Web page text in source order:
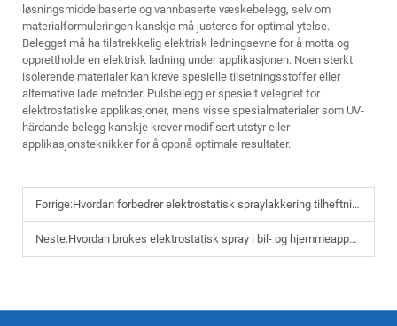
løsningsmiddelbaserte og vannbaserte væskebelegg, selv om
materialformuleringen kanskje må justeres for optimal ytelse.
Belegget må ha tilstrekkelig elektrisk ledningsevne for å motta og
opprettholde en elektrisk ladning under applikasjonen. Noen sterkt
isolerende materialer kan kreve spesielle tilsetningsstoffer eller
alternative lade metoder. Pulsbelegg er spesielt velegnet for
elektrostatiske applikasjoner, mens visse spesialmaterialer som UV-
härdande belegg kanskje krever modifisert utstyr eller
applikasjonsteknikker for å oppnå optimale resultater.
Forrige:Hvordan forbedrer elektrostatisk spraylakkering tilheftning og holdbarhet til overflaten?
Neste:Hvordan brukes elektrostatisk spray i bil- og hjemmeapparatindustrien